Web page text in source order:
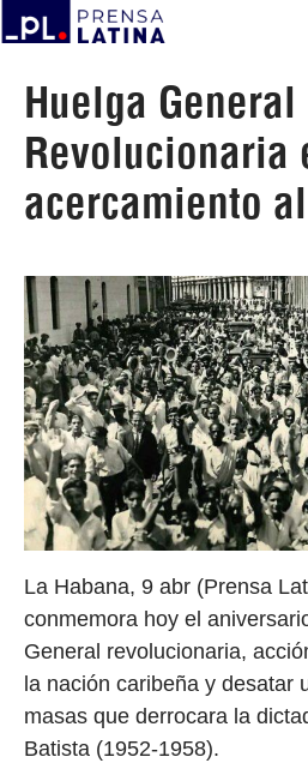
Huelga General
Revolucionaria
acercamiento
La Habana, 9 abr (Prensa
conmemora hoy el
General revolucionaria,
la nación caribeña y desatar
masas que derrocara la
Batista (1952-1958).